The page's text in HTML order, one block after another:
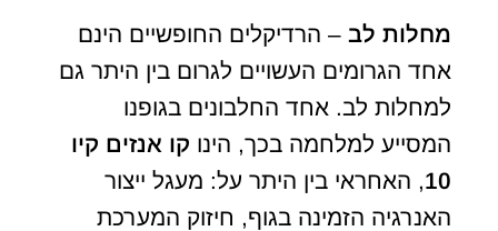
מחלות לב – הרדיקלים החופשיים הינם
אחד הגרומים העשויים לגרום בין היתר גם
למחלות לב. אחד החלבונים בגופנו
המסייע למלחמה בכך, הינו קו אנזים קיו
10, האחראי בין היתר על: מעגל ייצור
האנרגיה הזמינה בגוף, חיזוק המערכת